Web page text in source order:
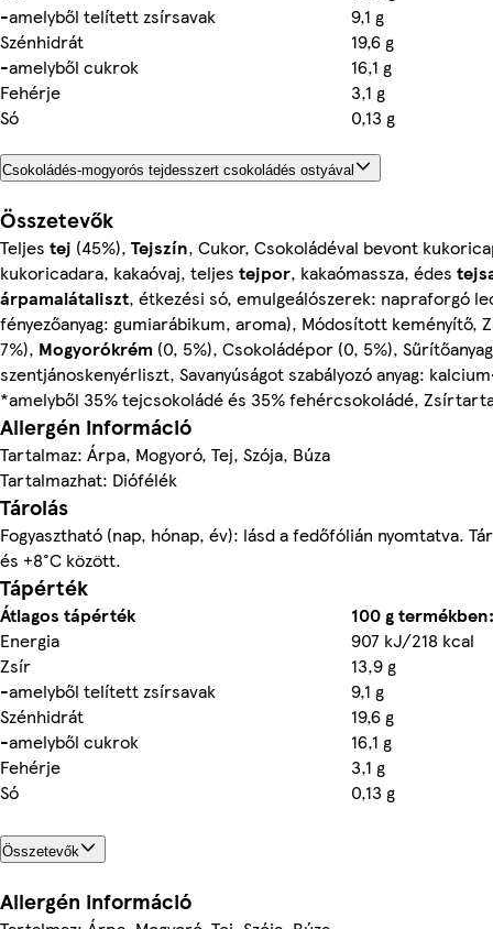
-amelyből telített zsírsavak
9,1 g
Szénhidrát
19,6 g
-amelyből cukrok
16,1 g
Fehérje
3,1 g
Só
0,13 g
Csokoládés-mogyorós tejdesszert csokoládés ostyával
Összetevők
Teljes tej (45%), Tejszín, Cukor, Csokoládéval bevont
kukoricadara, kakaóvaj, teljes tejpor, kakaómassza, édes
árpamalátaliszt, étkezési só, emulgeálószerek: napraforgó
fényezőanyag: gumiarábikum, aroma), Módosított keményítő,
7%), Mogyorókrém (0, 5%), Csokoládépor (0, 5%),
szentjánoskenyérliszt, Savanyúságot szabályozó anyag:
*amelyből 35% tejcsokoládé és 35% fehércsokoládé,
Allergén információ
Tartalmaz: Árpa, Mogyoró, Tej, Szója, Búza
Tartalmazhat: Diófélék
Tárolás
Fogyasztható (nap, hónap, év): lásd a fedőfólián nyomtatva.
és +8°C között.
Tápérték
Átlagos tápérték
100 g termékben:
Energia
907 kJ/218 kcal
Zsír
13,9 g
-amelyből telített zsírsavak
9,1 g
Szénhidrát
19,6 g
-amelyből cukrok
16,1 g
Fehérje
3,1 g
Só
0,13 g
Összetevők
Allergén információ